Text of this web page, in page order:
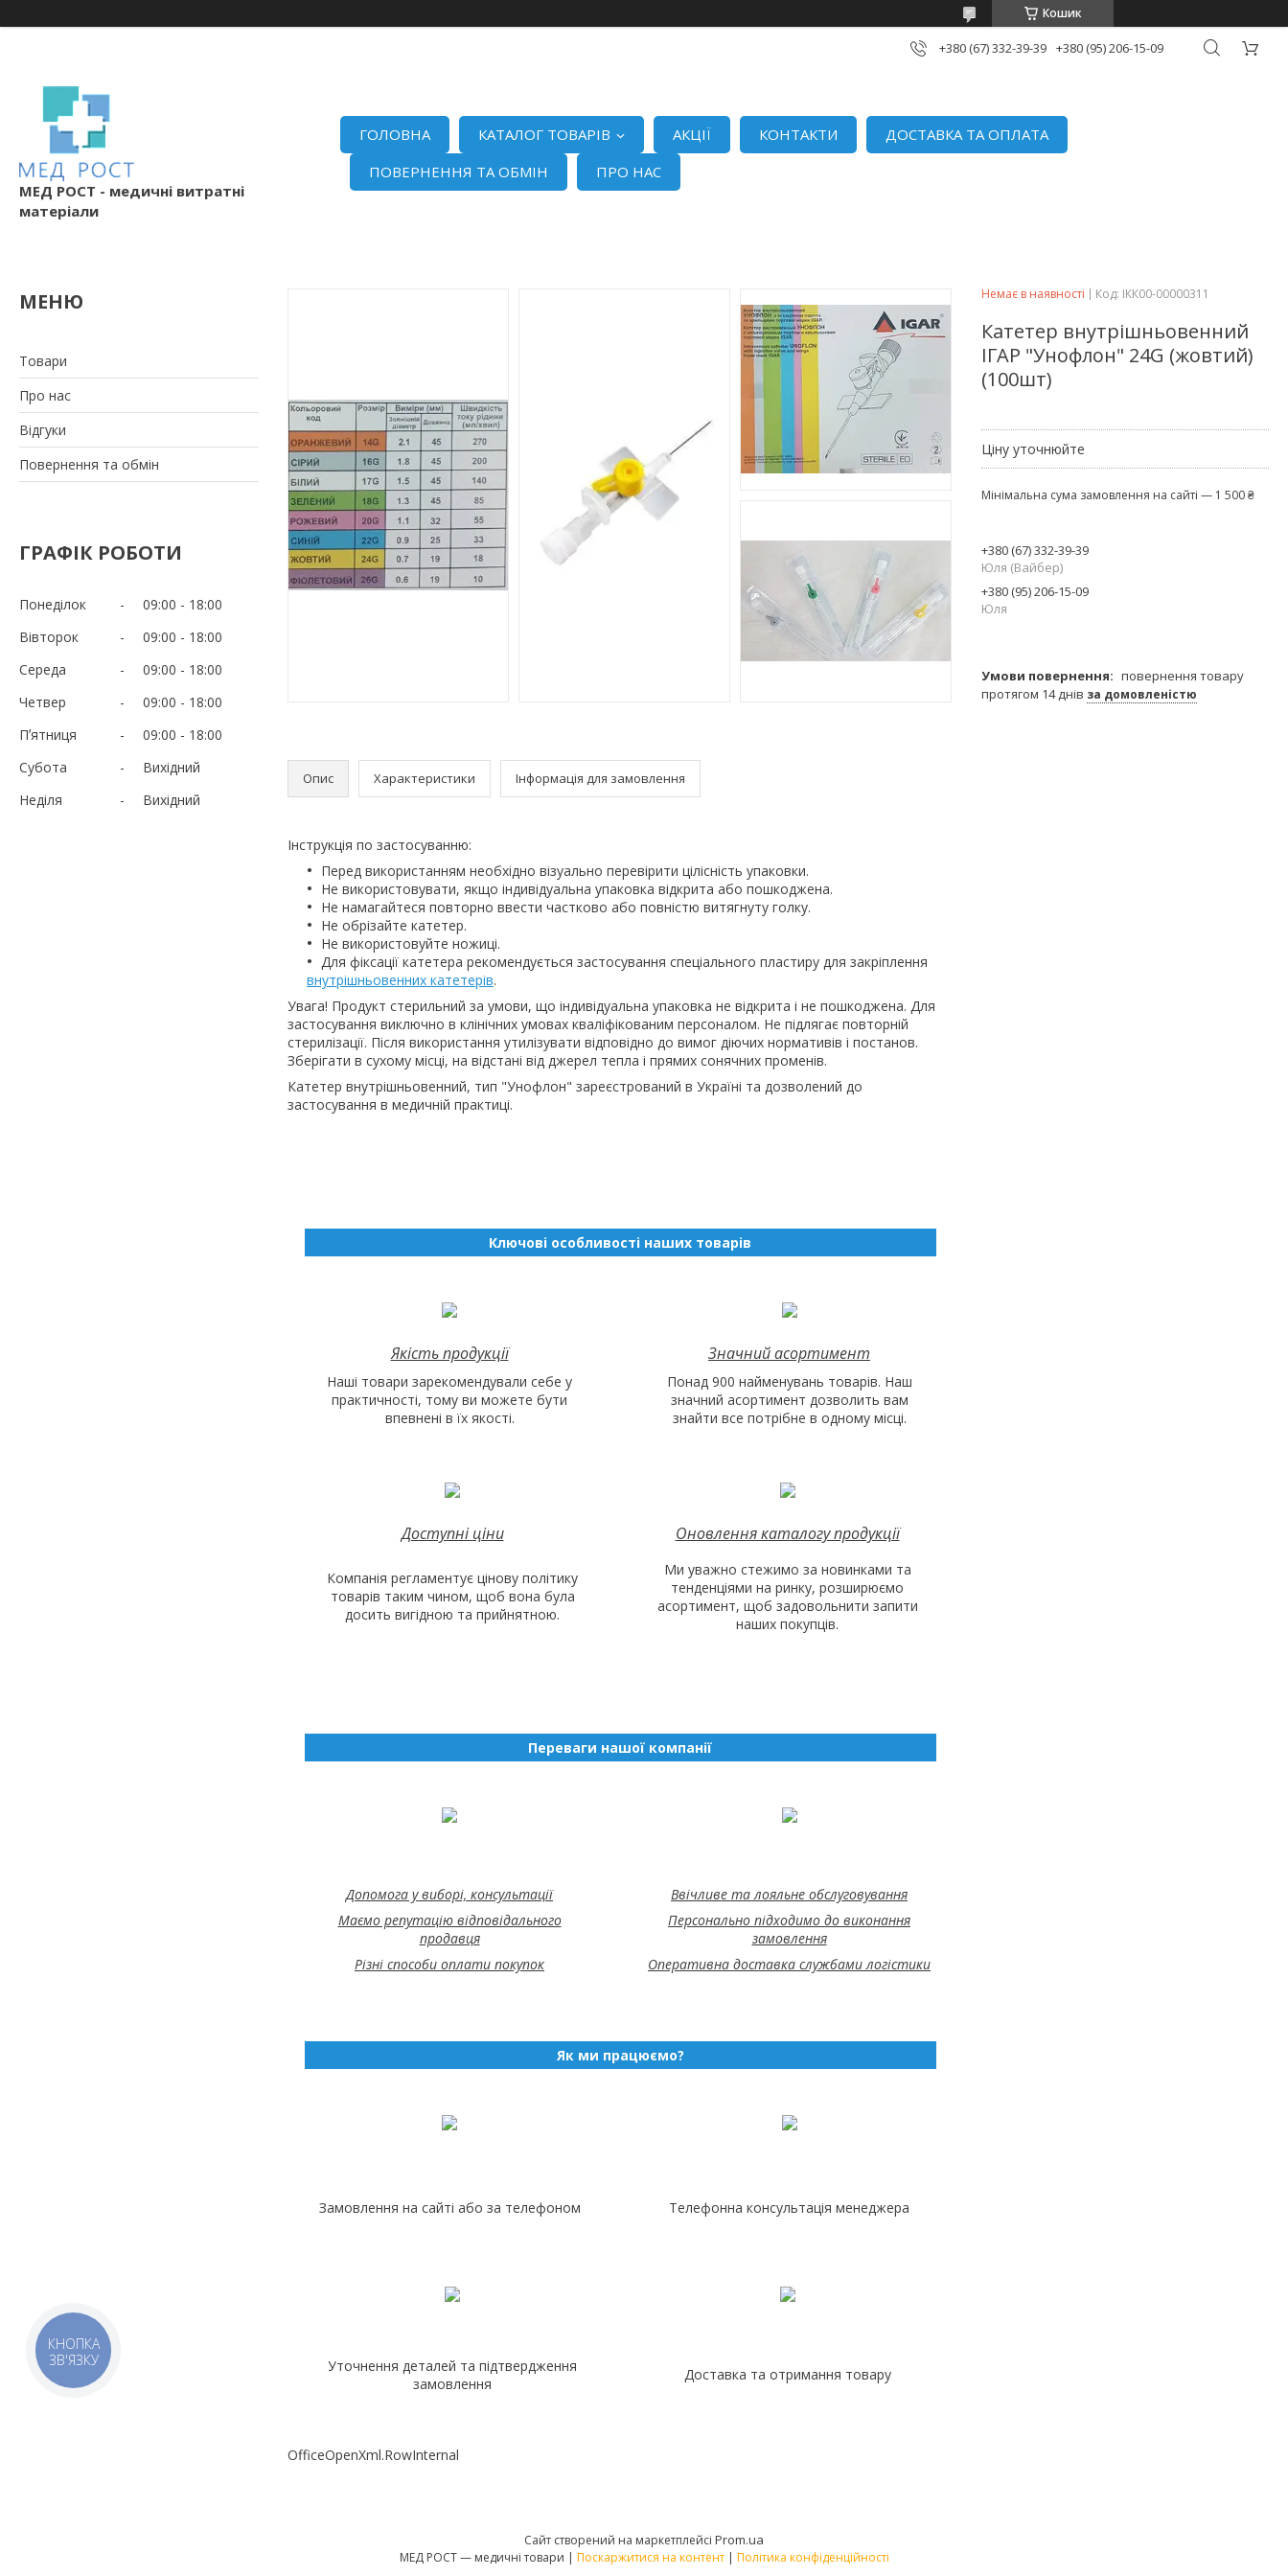
Кошик
+380 (67) 332-39-39 +380 (95) 206-15-09
МЕД РОСТ - медичні витратні
матеріали
ГОЛОВНА КАТАЛОГ ТОВАРІВ АКЦІЇ КОНТАКТИ
ДОСТАВКА ТА ОПЛАТА
ПОВЕРНЕННЯ ТА ОБМІН
ПРО НАС
Товари
Про нас
Відгуки
Повернення та обмін
ГРАФІК РОБОТИ
Понеділок 09:00
18:00
Вівторок
09:00
18:00
Середа
09:00
18:00
Четвер
09:00
18:00
Пʼятниця
09:00
18:00
Субота
Вихідний
Неділя
Вихідний
Опис Характеристики Інформація для замовлення
Інструкція по застосуванню:
Перед використанням необхідно візуально перевірити цілісність упаковки.
Не використовувати, якщо індивідуальна упаковка відкрита або пошкоджена.
Не намагайтеся повторно ввести частково або повністю витягнуту голку.
Не обрізайте катетер.
Не використовуйте ножиці.
Для фіксації катетера рекомендується застосування спеціального пластиру для закріплення
внутрішньовенних катетерів.
Увага! Продукт стерильний за умови, що індивідуальна упаковка не відкрита і не пошкоджена. Для
застосування виключно в клінічних умовах кваліфікованим персоналом. Не підлягає повторній
стерилізації. Після використання утилізувати відповідно до вимог діючих нормативів і постанов.
Зберігати в сухому місці, на відстані від джерел тепла і прямих сонячних променів.
Катетер внутрішньовенний, тип "Унофлон" зареєстрований в Україні та дозволений до
застосування в медичній практиці.
Ключові особливості наших товарів
Якість продукції Значний асортимент
Наші товари зарекомендували себе у
практичності, тому ви можете бути
впевнені в їх якості.
Понад 900 найменувань товарів. Наш
значний асортимент дозволить вам
знайти все потрібне в одному місці.
Доступніціни Оновлення каталогу продукції
Компанія регламентує цінову політику
товарів таким чином, щоб вона була
досить вигідною та прийнятною.
Ми уважно стежимо за новинками та
тенденціями на ринку, розширюємо
асортимент, щоб задовольнити запити
наших покупців.
Переваги нашої компанії
Допомога у виборі, консультації
Маємо репутацію відповідального
продавця
Різні способи оплати покупок
Ввічливе та лояльне обслуговування
Персонально підходимо до виконання
замовлення
Оперативна доставка службами логістики
Як ми працюємо?
Замовлення на сайті або за телефоном Телефонна консультація менеджера
Уточнення деталей та підтвердження
замовлення
Доставка та отримання товару
OfficeOpenXml.RowInternal
Немає в наявності Код: ІКК00-00000311
Катетер внутрішньовенний
ІГАР "Унофлон" 24G (жовтий)
(100шт)
Ціну уточнюйте
Мінімальна сума замовлення на сайті — 1 500 ₴
+380 (67) 332-39-39
Юля (Вайбер)
+380 (95) 206-15-09
Юля
повернення товару
протягом 14 днів за домовленістю
Сайт створений на маркетплейсі Prom.ua
МЕД РОСТ — медичні товари | Поскаржитися на контент | Політика конфіденційності
КНОПКА
ЗВ'ЯЗКУ